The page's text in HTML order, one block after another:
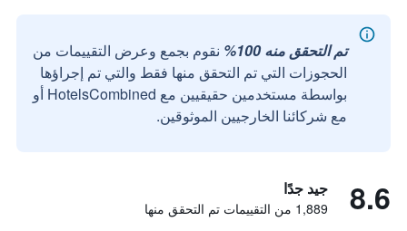
تم التحقق منه 100%
نقوم بجمع وعرض التقييمات من
الحجوزات التي تم التحقق منها فقط والتي تم إجراؤها
بواسطة مستخدمين حقيقيين مع HotelsCombined أو
مع شركائنا الخارجيين الموثوقين.
8.6 جيد جدًا
1,889 من التقييمات تم التحقق منها